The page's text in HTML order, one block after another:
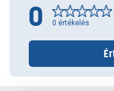
0 0 értékelés